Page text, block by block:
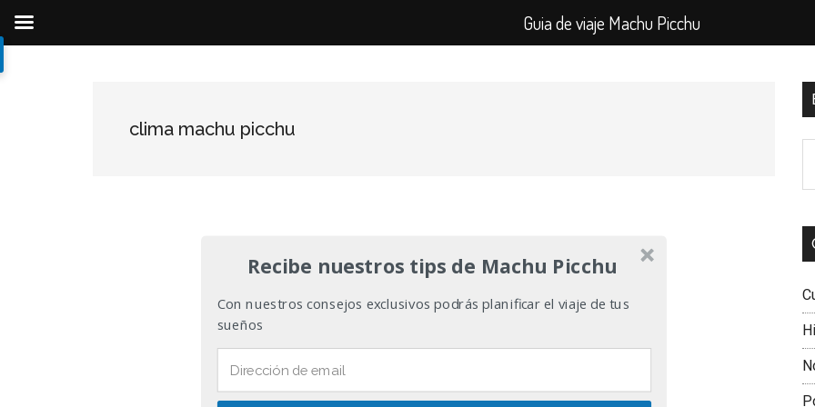
alaal
clima machu picchu
Recibe nuestros tips de Machu Picchu
Con nuestros consejos exclusivos podrás planificar el viaje de tus
sueños
Guia de viaje Machu Picchu